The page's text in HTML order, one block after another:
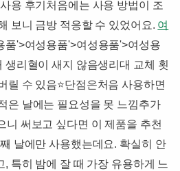
용 후기처음에는 사용 방법이 조
보니 금방 적응할 수 있었어요. 여
품'>여성용품'>여성용품'>여성용
생리혈이 새지 않음생리대 교체 횟
릴 수 있음⭐️​단점은처음 사용하면
은 날에는 필요성을 못 느낌추가
니 써보고 싶다면 이 제품을 추천
날에만 사용했는데요. 확실히 안
특히 밤에 잘 때 가장 유용하게 느